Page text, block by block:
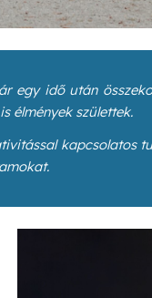
egy idő után
élmények születtek.
kapcsolatos